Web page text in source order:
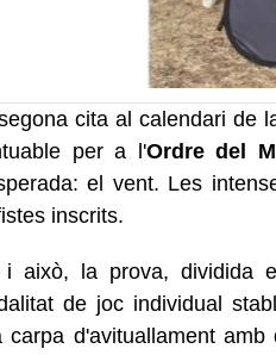
cita al calendari de
per a l'Ordre del
el vent. Les
inscrits.
i això, la prova, dividida
de joc individual
carpa d'avituallament